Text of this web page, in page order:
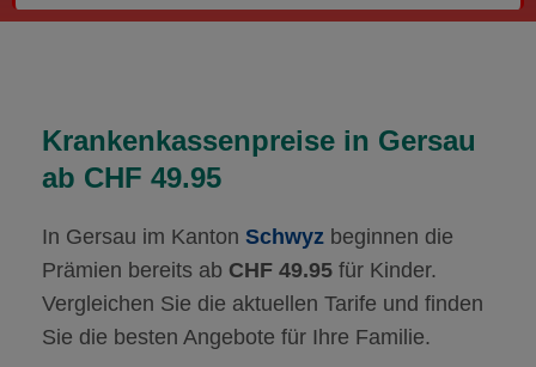
Krankenkassenpreise in Gersau
ab CHF 49.95
In Gersau im Kanton Schwyz beginnen die
Prämien bereits ab CHF 49.95 für Kinder.
Vergleichen Sie die aktuellen Tarife und finden
Sie die besten Angebote für Ihre Familie.